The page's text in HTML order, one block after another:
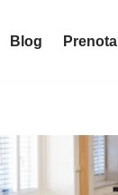
Blog Prenota